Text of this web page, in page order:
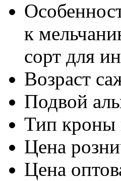
к
сорт для
Возраст
Подвой
Тип кроны
Цена
Цена